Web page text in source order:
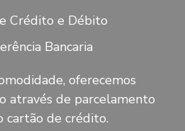
Crédito e Débito
Bancaria
oferecemos
através de parcelamento
cartão de crédito.